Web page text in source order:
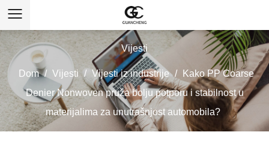
Vijesti
Dom / Vijesti / Vijesti iz industrije /
Kako PP Coarse
Denier Nonwoven pruža bolju potporu i stabilnost u
materijalima za unutrašnjost automobila?